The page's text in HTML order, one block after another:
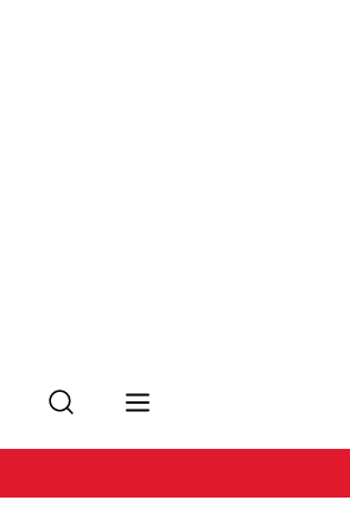
Recherche